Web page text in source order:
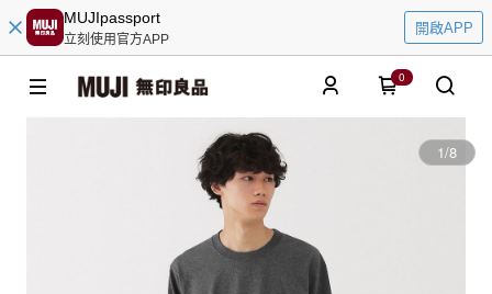
MUJIpassport
立刻使用官方APP
開啟APP
0
1/8